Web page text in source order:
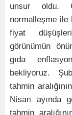
unsur oldu.
normalleşme ile
fiyat
görünümün
gıda
bekliyoruz.
tahmin
Nisan ayında
tahmin